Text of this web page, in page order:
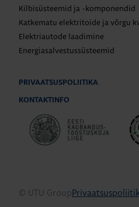
Kilbisüsteemid ja -komponendid
Katkematu elektritoide ja võrgu
Elektriautode laadimine
Energiasalvestussüsteemid
PRIVAATSUSPOLIITIKA
KONTAKTINFO
© UTU Group